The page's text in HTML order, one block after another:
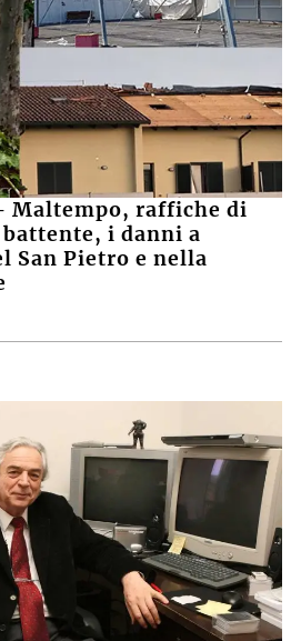
Maltempo, raffiche di
i danni a
San Pietro e nella